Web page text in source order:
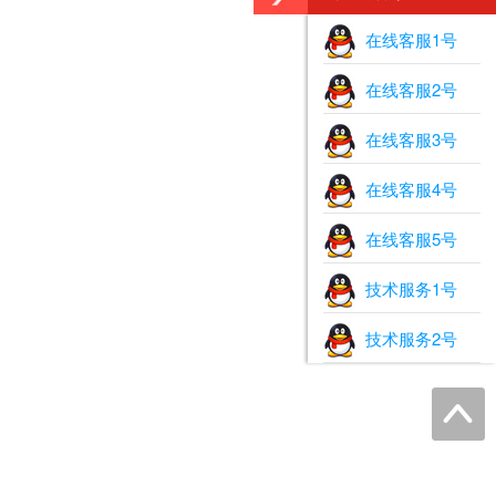
在线客服1号
在线客服2号
在线客服3号
在线客服4号
在线客服5号
技术服务1号
技术服务2号